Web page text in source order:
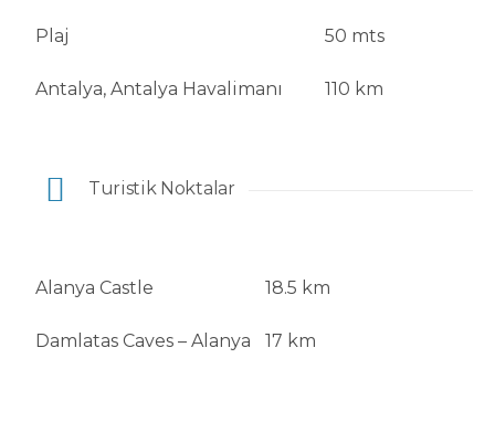
Plaj 50 mts
Antalya, Antalya Havalimanı 110 km
Turistik Noktalar
Alanya Castle 18.5 km
Damlatas Caves – Alanya 17 km